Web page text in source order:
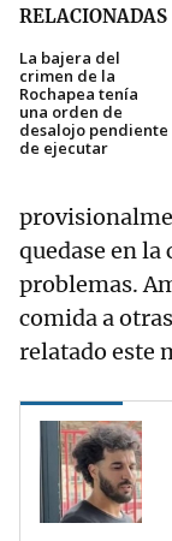
RELACIONADAS
La bajera del
crimen de la
Rochapea tenía
una orden de
desalojo pendiente
de ejecutar
quedase en la
problemas.
comida a
relatado este